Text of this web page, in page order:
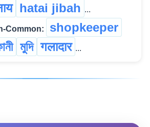
hatai jibah ...
Common:
shopkeeper
মুদি गलादार ...